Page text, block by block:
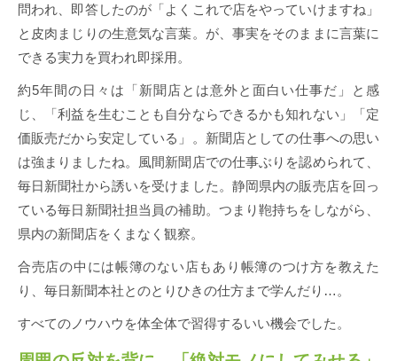
問われ、即答したのが「よくこれで店をやっていけますね」
と皮肉まじりの生意気な言葉。が、事実をそのままに言葉に
できる実力を買われ即採用。
約5年間の日々は「新聞店とは意外と面白い仕事だ」と感
じ、「利益を生むことも自分ならできるかも知れない」「定
価販売だから安定している」。新聞店としての仕事への思い
は強まりましたね。風間新聞店での仕事ぶりを認められて、
毎日新聞社から誘いを受けました。静岡県内の販売店を回っ
ている毎日新聞社担当員の補助。つまり鞄持ちをしながら、
県内の新聞店をくまなく観察。
合売店の中には帳簿のない店もあり帳簿のつけ方を教えた
り、毎日新聞本社とのとりひきの仕方まで学んだり…。
すべてのノウハウを体全体で習得するいい機会でした。